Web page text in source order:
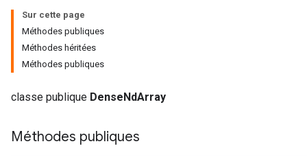
Sur cette page
Méthodes publiques
Méthodes héritées
Méthodes publiques
classe publique DenseNdArray
Méthodes publiques